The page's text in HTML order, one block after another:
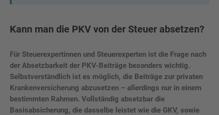
Kann man die PKV von der Steuer absetzen?
Für Steuerexpertinnen und Steuerexperten ist die Frage nach
der Absetzbarkeit der PKV-Beiträge besonders wichtig.
Selbstverständlich ist es möglich, die Beiträge zur privaten
Krankenversicherung abzusetzen – allerdings nur in einem
bestimmten Rahmen. Vollständig absetzbar die
Basisabsicherung, die dasselbe leistet wie die GKV, sowie